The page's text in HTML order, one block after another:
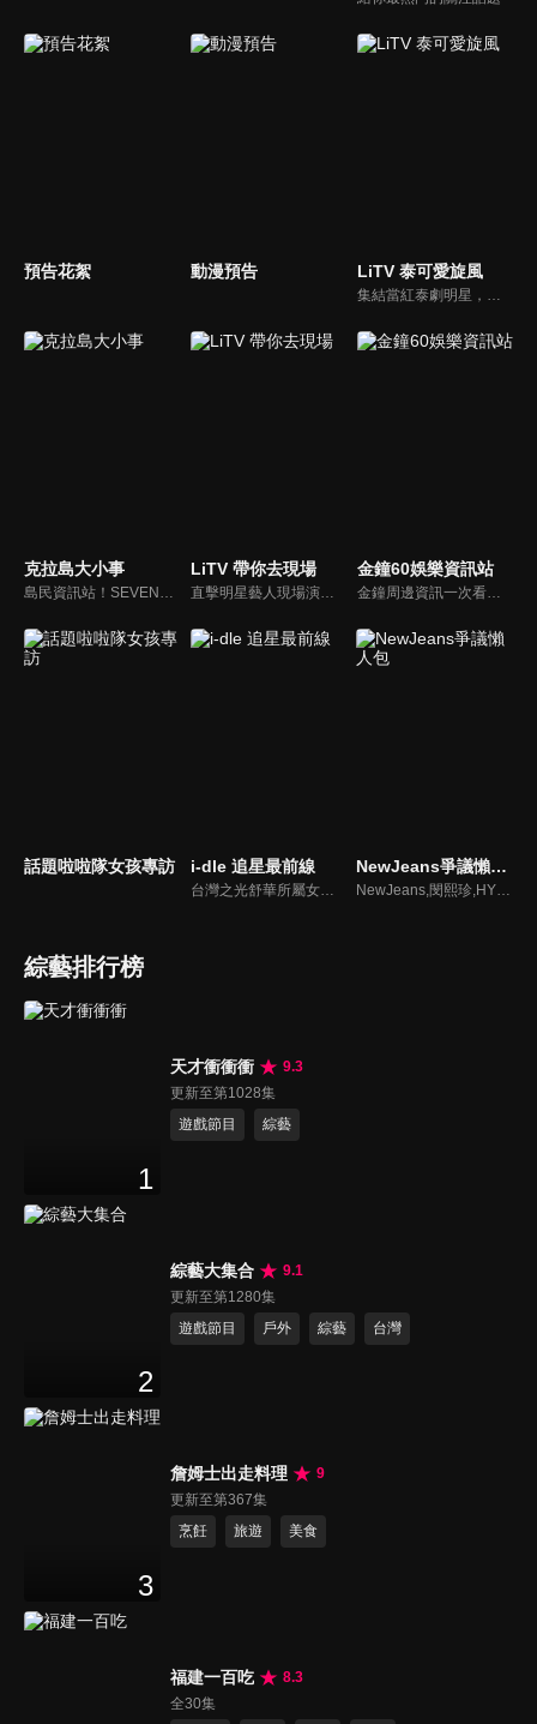
預告花絮 動漫預告 LiTV 泰可愛旋風
集結當紅泰劇明星，獨家揭露他們的幕後小秘密
克拉島大小事
島民資訊站！SEVENTEEN近期資訊報你知
LiTV 帶你去現場
直擊明星藝人現場演出，體驗當下火熱氣氛
金鐘60娛樂資訊站
金鐘周邊資訊一次看，一起預測金鐘得主！
話題啦啦隊女孩專訪 i-dle 追星最前線
台灣之光舒華所屬女團最新消息報你知
NewJeans爭議懶人包
NewJeans,閔熙珍,HYBE爭議懶人包
綜藝排行榜
1
天才衝衝衝
9.3
更新至第1028集
遊戲節目
綜藝
2
綜藝大集合
9.1
更新至第1280集
遊戲節目
戶外 綜藝 台灣
3
詹姆士出走料理
9
更新至第367集
烹飪
旅遊 美食
福建一百吃
8.3
全30集